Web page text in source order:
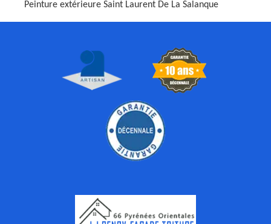
Peinture extérieure Saint Laurent De La Salanque